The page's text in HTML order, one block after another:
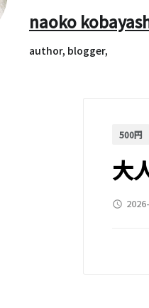
naoko
author, blogger,
500円
大
access_time